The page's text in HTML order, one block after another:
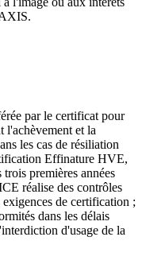
par le certificat pour
l'achèvement et la
les cas de résiliation
Effinature HVE,
premières années
réalise des contrôles
de certification ;
dans les délais
d'usage de la